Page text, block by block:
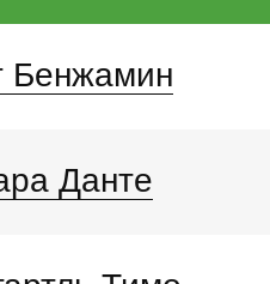
Бенжамин
Данте